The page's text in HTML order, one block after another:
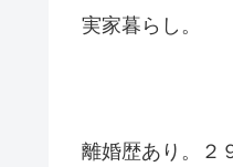
実家暮らし。
離婚歴あり。２